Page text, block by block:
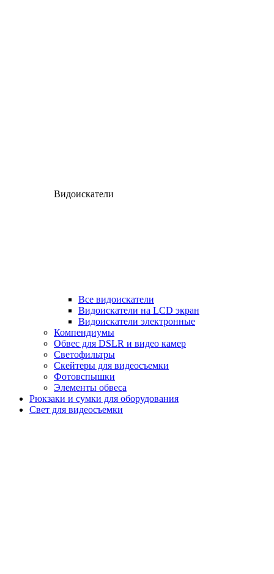
Видоискатели
Все видоискатели
Видоискатели на LCD экран
Видоискатели электронные
Компендиумы
Обвес для DSLR и видео камер
Светофильтры
Скейтеры для видеосъемки
Фотовспышки
Элементы обвеса
Рюкзаки и сумки для оборудования
Свет для видеосъемки